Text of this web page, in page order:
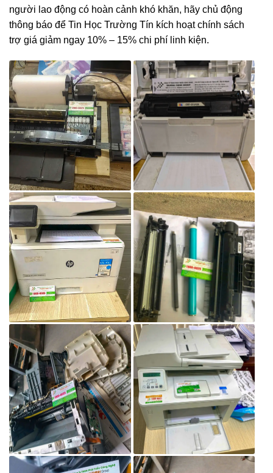
người lao động có hoàn cảnh khó khăn, hãy chủ động
thông báo để Tin Học Trường Tín kích hoạt chính sách
trợ giá giảm ngay 10% – 15% chi phí linh kiện.